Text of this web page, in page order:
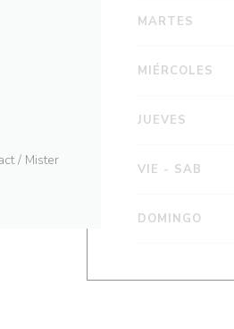
/ Mister
MARTES
MIÉRCOLES
JUEVES
VIE - SAB
DOMINGO